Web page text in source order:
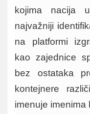
kojima nacija
najvažniji
na platformi
kao zajednice
bez ostataka
kontejnere
imenuje imenima